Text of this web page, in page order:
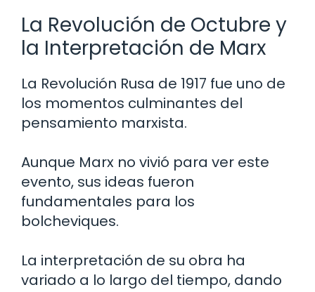
La Revolución de Octubre y
la Interpretación de Marx
La Revolución Rusa de 1917 fue uno de
los momentos culminantes del
pensamiento marxista.
Aunque Marx no vivió para ver este
evento, sus ideas fueron
fundamentales para los
bolcheviques.
La interpretación de su obra ha
variado a lo largo del tiempo, dando